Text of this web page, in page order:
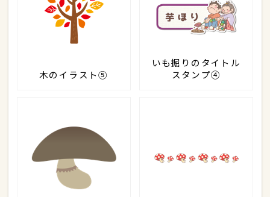
木のイラスト⑤
いも掘りのタイトル
スタンプ④